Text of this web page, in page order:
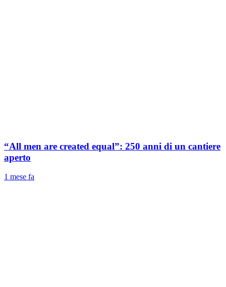
“All men are created equal”: 250 anni di un cantiere
aperto
1 mese fa